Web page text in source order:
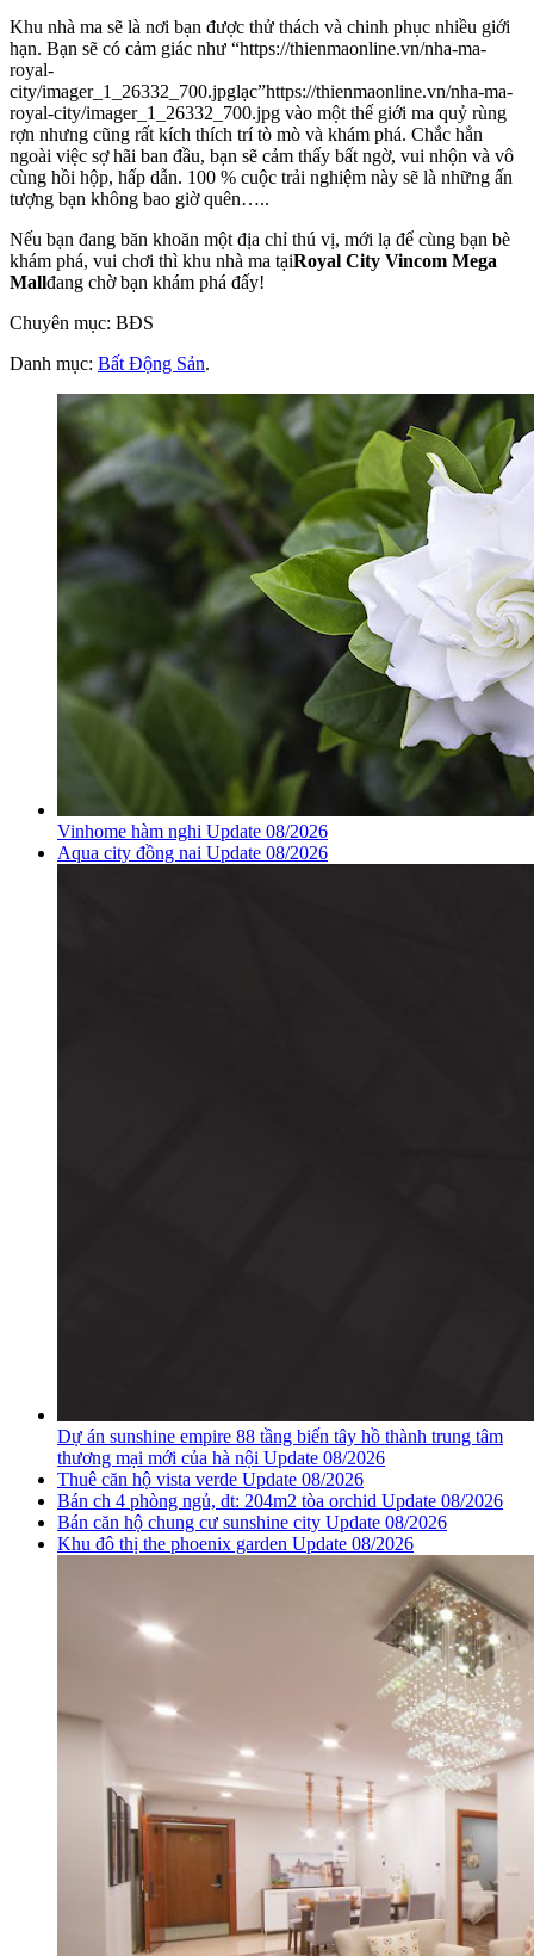
Khu nhà ma sẽ là nơi bạn được thử thách và chinh phục nhiều giới
hạn. Bạn sẽ có cảm giác như “https://thienmaonline.vn/nha-ma-
royal-
city/imager_1_26332_700.jpglạc”https://thienmaonline.vn/nha-ma-
royal-city/imager_1_26332_700.jpg vào một thế giới ma quỷ rùng
rợn nhưng cũng rất kích thích trí tò mò và khám phá. Chắc hẳn
ngoài việc sợ hãi ban đầu, bạn sẽ cảm thấy bất ngờ, vui nhộn và vô
cùng hồi hộp, hấp dẫn. 100 % cuộc trải nghiệm này sẽ là những ấn
tượng bạn không bao giờ quên…..
Nếu bạn đang băn khoăn một địa chỉ thú vị, mới lạ để cùng bạn bè
khám phá, vui chơi thì khu nhà ma tạiRoyal City Vincom Mega
Mallđang chờ bạn khám phá đấy!
Chuyên mục: BĐS
Danh mục: Bất Động Sản.
Vinhome hàm nghi Update 08/2026
Aqua city đồng nai Update 08/2026
Dự án sunshine empire 88 tầng biến tây hồ thành trung tâm
thương mại mới của hà nội Update 08/2026
Thuê căn hộ vista verde Update 08/2026
Bán ch 4 phòng ngủ, dt: 204m2 tòa orchid Update 08/2026
Bán căn hộ chung cư sunshine city Update 08/2026
Khu đô thị the phoenix garden Update 08/2026